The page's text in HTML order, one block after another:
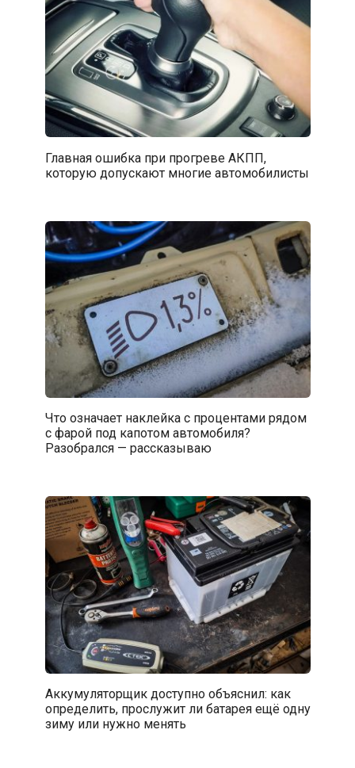
Главная ошибка при прогреве АКПП,
которую допускают многие автомобилисты
Что означает наклейка с процентами рядом
с фарой под капотом автомобиля?
Разобрался — рассказываю
Аккумуляторщик доступно объяснил: как
определить, прослужит ли батарея ещё одну
зиму или нужно менять